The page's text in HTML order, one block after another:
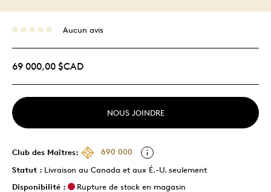
Aucun avis
69 000,00 $CAD
NOUS JOINDRE
Club des Maîtres:
690 000
Statut : Livraison au Canada et aux É.-U. seulement
Disponibilité :
Rupture de stock en magasin